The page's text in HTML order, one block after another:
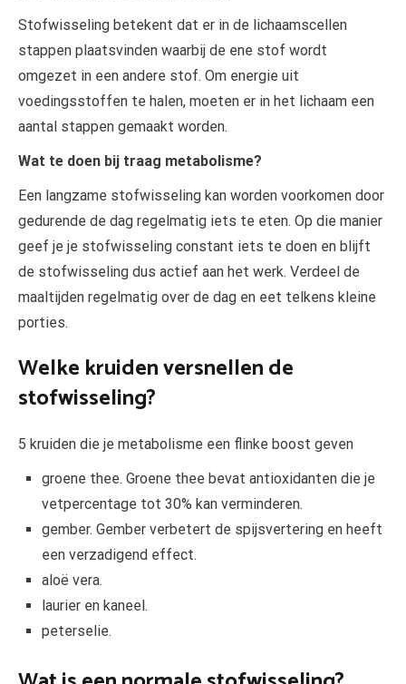
Stofwisseling betekent dat er in de lichaamscellen
stappen plaatsvinden waarbij de ene stof wordt
omgezet in een andere stof. Om energie uit
voedingsstoffen te halen, moeten er in het lichaam een
aantal stappen gemaakt worden.
Wat te doen bij traag metabolisme?
Een langzame stofwisseling kan worden voorkomen door
gedurende de dag regelmatig iets te eten. Op die manier
geef je je stofwisseling constant iets te doen en blijft
de stofwisseling dus actief aan het werk. Verdeel de
maaltijden regelmatig over de dag en eet telkens kleine
porties.
Welke kruiden versnellen de
stofwisseling?
5 kruiden die je metabolisme een flinke boost geven
groene thee. Groene thee bevat antioxidanten die je
vetpercentage tot 30% kan verminderen.
gember. Gember verbetert de spijsvertering en heeft
een verzadigend effect.
aloë vera.
laurier en kaneel.
peterselie.